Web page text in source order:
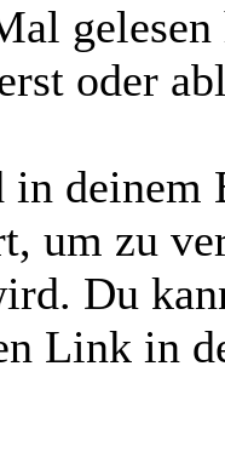
oder
deinem
um zu
Du
Link in